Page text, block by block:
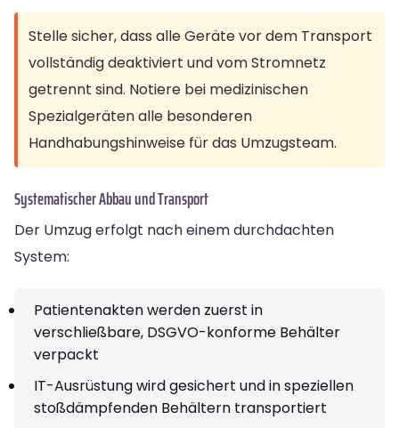
Stelle sicher, dass alle Geräte vor dem Transport
vollständig deaktiviert und vom Stromnetz
getrennt sind. Notiere bei medizinischen
Spezialgeräten alle besonderen
Handhabungshinweise für das Umzugsteam.
Systematischer Abbau und Transport
Der Umzug erfolgt nach einem durchdachten
System:
Patientenakten werden zuerst in
verschließbare, DSGVO-konforme Behälter
verpackt
IT-Ausrüstung wird gesichert und in speziellen
stoßdämpfenden Behältern transportiert